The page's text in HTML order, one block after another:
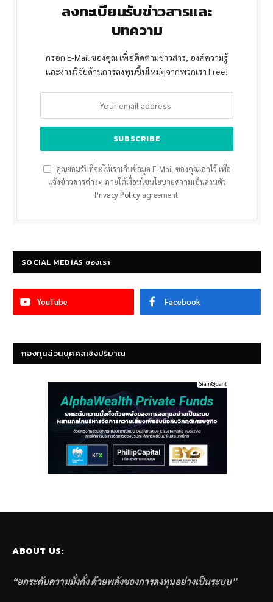
ลงทะเบียนรับข่าวสารและ
บทความ
กรอก E-Mail ของคุณ เพื่อติดตามข่าวสาร, องค์ความรู้
และงานวิจัยด้านการลงทุนชิ้นใหม่ๆจากพวกเรา Free!
คุณยอมรับที่จะให้เราเก็บข้อมูล E-Mail ของคุณเอาไว้ เพื่อ
แจ้งข่าวสารต่างๆ ภายใต้เงื่อนไขนโยบายความเป็นส่วนตัว
Privacy Policyagreement.
SOCIAL MEDIAS ของเรา
YouTube Facebook
กองทุนส่วนบุคคลเชิงปริมาณ
ABOUT US:
“ยกระดับความมั่งคั่ง ด้วยพลังของการลงทุนอย่างเป็นระบบ”